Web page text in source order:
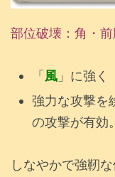
部位破壊：角・前
「風 」に強
強力な攻撃を
の攻撃が有効。
しなやかで強靭